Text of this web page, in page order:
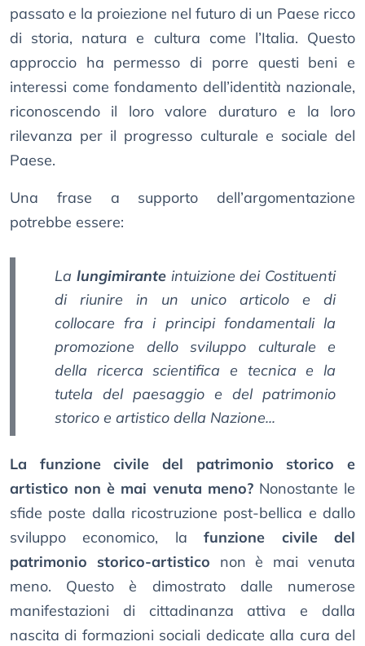
passato e la proiezione nel futuro di un Paese ricco
di storia, natura e cultura come l’Italia. Questo
approccio ha permesso di porre questi beni e
interessi come fondamento dell’identità nazionale,
riconoscendo il loro valore duraturo e la loro
rilevanza per il progresso culturale e sociale del
Paese.
Una frase a supporto dell’argomentazione
potrebbe essere:
La lungimiranteintuizione dei Costituenti
di riunire in un unico articolo e di
collocare fra i principi fondamentali la
promozione dello sviluppo culturale e
della ricerca scientifica e tecnica e la
tutela del paesaggio e del patrimonio
storico e artistico della Nazione...
La funzione civile del patrimonio storico e
artistico non è mai venuta meno? Nonostante le
sfide poste dalla ricostruzione post-bellica e dallo
sviluppo economico, lafunzione civile del
patrimonio storico-artistico non è mai venuta
meno. Questo è dimostrato dalle numerose
manifestazioni di cittadinanza attiva e dalla
nascita di formazioni sociali dedicate alla cura del